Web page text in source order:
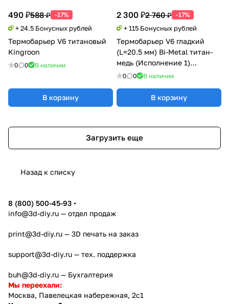
490 ₽588 ₽ -17%
+ 24.5 Бонусных рублей
Термобарьер V6 титановый
Kingroon
0 0 В наличии
В корзину
2 300 ₽2 760 ₽ -17%
+ 115 Бонусных рублей
Термобарьер V6 гладкий
(L=20.5 мм) Bi-Metal титан-
медь (Исполнение 1)
Trianglelab
0 0 В наличии
В корзину
Загрузить еще
Назад к списку
8 (800) 500-45-93
info@3d-diy.ru — отдел продаж
print@3d-diy.ru — 3D печать на заказ
support@3d-diy.ru — тех. поддержка
buh@3d-diy.ru — Бухгалтерия
Мы переехали:
Москва, Павелецкая набережная, 2с1